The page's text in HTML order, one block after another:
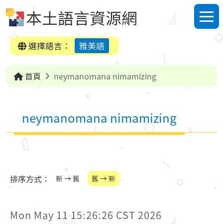
本土語言資源網
選單
選擇語言：
雅美語
首頁 neymanomana nimamizing
neymanomana nimamizing
排序方式： 新 → 舊 舊 → 新
Mon May 11 15:26:26 CST 2026